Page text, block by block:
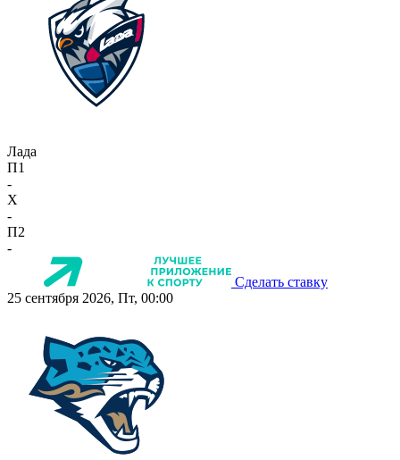
Лада
П1
-
X
-
П2
-
Сделать ставку
25 сентября 2026, Пт, 00:00